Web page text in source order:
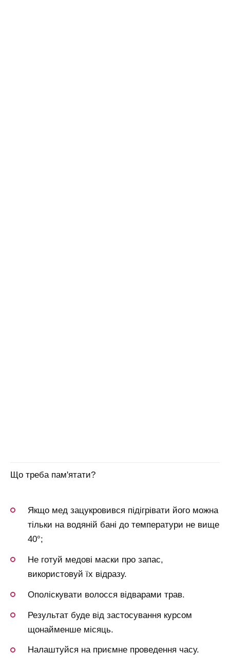
Що треба пам'ятати?
Якщо мед зацукровився підігрівати його можна
тільки на водяній бані до температури не вище
40°;
Не готуй медові маски про запас,
використовуй їх відразу.
Ополіскувати волосся відварами трав.
Результат буде від застосування курсом
щонайменше місяць.
Налаштуйся на приємне проведення часу.